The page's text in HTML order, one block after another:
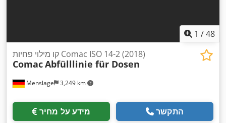
1 /48
Menslage 3,249 km
קו מילוי פחיות Comac ISO 14-2 (2018)
ComacAbfülllinie für Dosen
מידע על מחיר התקשר